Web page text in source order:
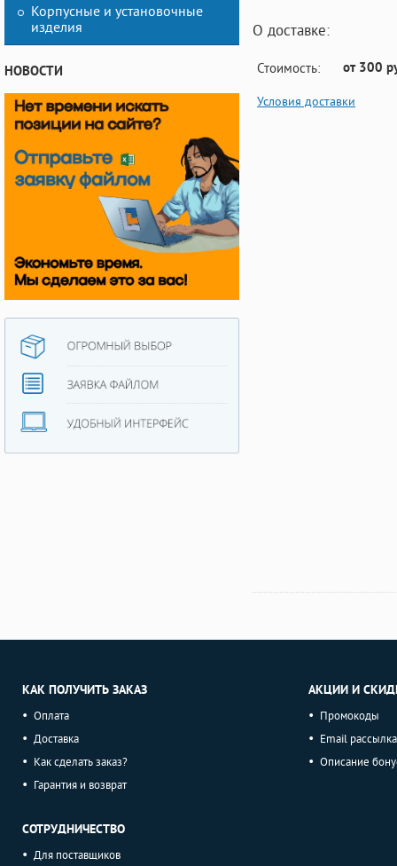
Корпусные и установочные
изделия
НОВОСТИ
О доставке:
Стоимость: от 300
Условия доставки
КАК ПОЛУЧИТЬ ЗАКАЗ
Оплата
Доставка
Как сделать заказ?
Гарантия и возврат
СОТРУДНИЧЕСТВО
Для поставщиков
АКЦИИ И
Промокоды
Email рассылка
Описание